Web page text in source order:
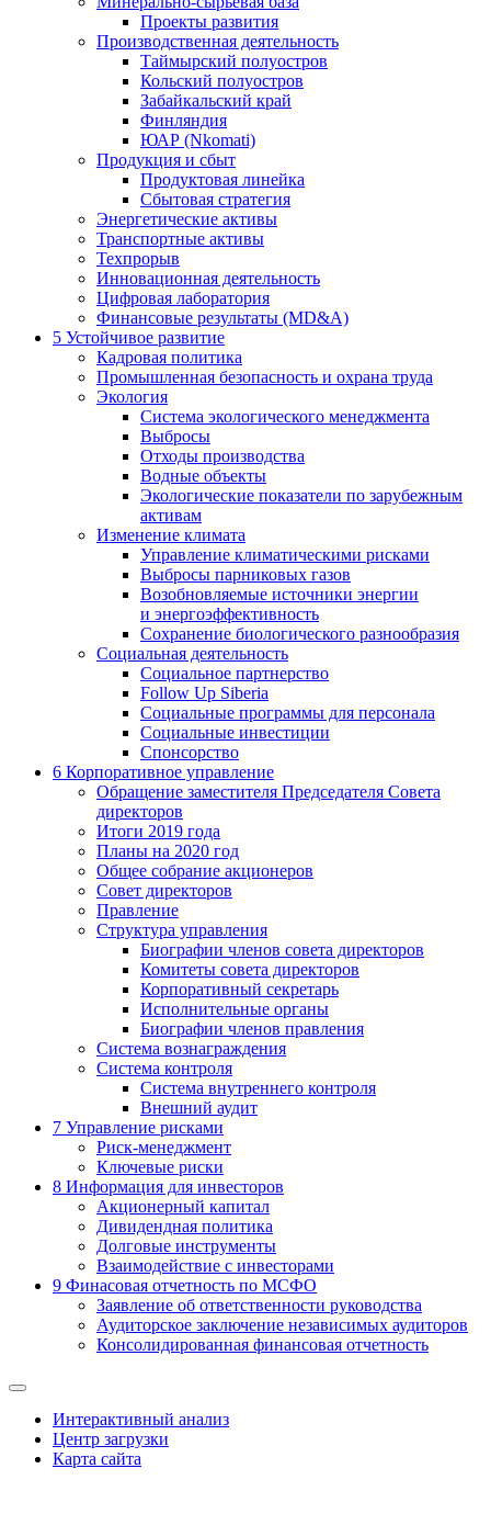
Проекты развития
Производственная деятельность
Таймырский полуостров
Кольский полуостров
Забайкальский край
Финляндия
ЮАР (Nkomati)
Продукция и сбыт
Продуктовая линейка
Сбытовая стратегия
Энергетические активы
Транспортные активы
Техпрорыв
Инновационная деятельность
Цифровая лаборатория
Финансовые результаты (MD&A)
5 Устойчивое развитие
Кадровая политика
Промышленная безопасность и охрана труда
Экология
Система экологического менеджмента
Выбросы
Отходы производства
Водные объекты
Экологические показатели по зарубежным
активам
Изменение климата
Управление климатическими рисками
Выбросы парниковых газов
Возобновляемые источники энергии
и энергоэффективность
Сохранение биологического разнообразия
Социальная деятельность
Социальное партнерство
Follow Up Siberia
Социальные программы для персонала
Социальные инвестиции
Спонсорство
6 Корпоративное управление
Обращение заместителя Председателя Совета
директоров
Итоги 2019 года
Планы на 2020 год
Общее собрание акционеров
Совет директоров
Правление
Структура управления
Биографии членов совета директоров
Комитеты совета директоров
Корпоративный секретарь
Исполнительные органы
Биографии членов правления
Система вознаграждения
Система контроля
Система внутреннего контроля
Внешний аудит
7 Управление рисками
Риск-менеджмент
Ключевые риски
8 Информация для инвесторов
Акционерный капитал
Дивидендная политика
Долговые инструменты
Взаимодействие с инвеcторами
9 Финасовая отчетность по МСФО
Заявление об ответственности руководства
Аудиторское заключение независимых аудиторов
Консолидированная финансовая отчетность
Интерактивный анализ
Центр загрузки
Карта сайта